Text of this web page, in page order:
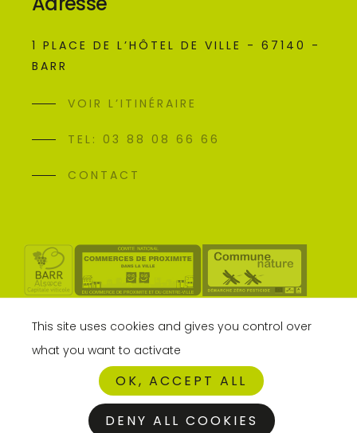
1 PLACE DE L’HÔTEL DE VILLE - 67140 -
BARR
VOIR L’ITINÉRAIRE
TEL: 03 88 08 66 66
CONTACT
This site uses cookies and gives you control over
what you want to activate
OK, ACCEPT ALL
DENY ALL COOKIES